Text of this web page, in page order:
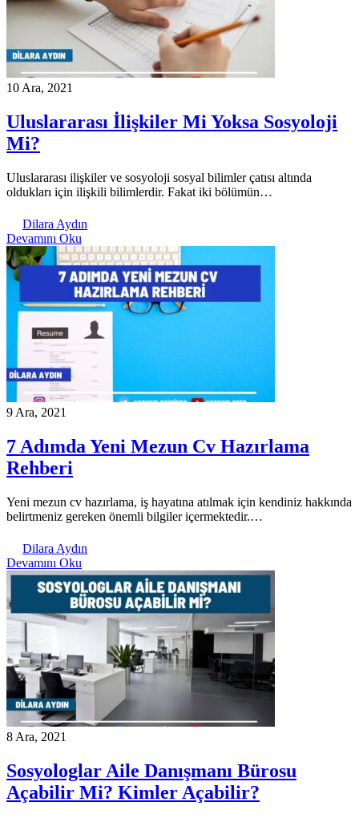
10 Ara, 2021
Uluslararası İlişkiler Mi Yoksa Sosyoloji
Mi?
Uluslararası ilişkiler ve sosyoloji sosyal bilimler çatısı altında
oldukları için ilişkili bilimlerdir. Fakat iki bölümün…
Dilara Aydın
Devamını Oku
9 Ara, 2021
7 Adımda Yeni Mezun Cv Hazırlama
Rehberi
Yeni mezun cv hazırlama, iş hayatına atılmak için kendiniz hakkında
belirtmeniz gereken önemli bilgiler içermektedir.…
Dilara Aydın
Devamını Oku
8 Ara, 2021
Sosyologlar Aile Danışmanı Bürosu
Açabilir Mi? Kimler Açabilir?